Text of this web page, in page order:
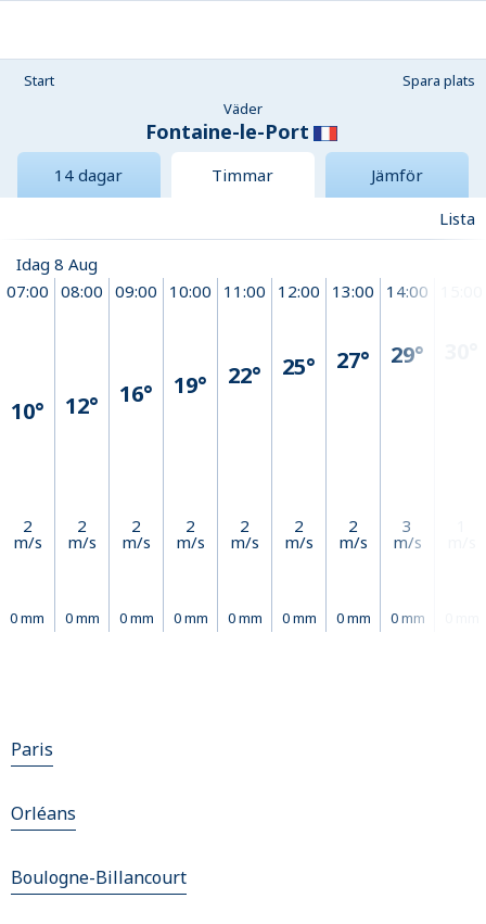
Start
Spara plats
Väder
Fontaine-le-Port
14 dagar Timmar
Jämför
Lista
Idag 8 Aug
07:00
10°
2
m/s
0 mm
08:00
12°
2
m/s
0 mm
09:00
16°
2
m/s
0 mm
10:00
19°
2
m/s
0 mm
11:00
22°
2
m/s
0 mm
12:00
25°
2
m/s
0 mm
13:00
27°
2
m/s
0 mm
14:00
29°
3
m/s
0 mm
Paris
Orléans
Boulogne-Billancourt